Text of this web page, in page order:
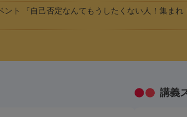
ント 『自己否定なんてもうしたくない人！集まれ
講義